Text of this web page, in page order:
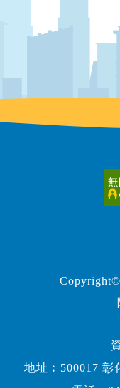
地址︰500017 彰